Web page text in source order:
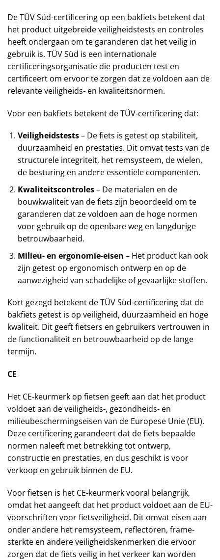
De TÜV Süd-certificering op een bakfiets betekent dat
het product uitgebreide veiligheidstests en controles
heeft ondergaan om te garanderen dat het veilig in
gebruik is. TÜV Süd is een internationale
certificeringsorganisatie die producten test en
certificeert om ervoor te zorgen dat ze voldoen aan de
relevante veiligheids- en kwaliteitsnormen.
Voor een bakfiets betekent de TÜV-certificering dat:
Veiligheidstests– De fiets is getest op stabiliteit,
duurzaamheid en prestaties. Dit omvat tests van de
structurele integriteit, het remsysteem, de wielen,
de besturing en andere essentiële componenten.
Kwaliteitscontroles– De materialen en de
bouwkwaliteit van de fiets zijn beoordeeld om te
garanderen dat ze voldoen aan de hoge normen
voor gebruik op de openbare weg en langdurige
betrouwbaarheid.
Milieu- en ergonomie-eisen – Het product kan ook
zijn getest op ergonomisch ontwerp en op de
aanwezigheid van schadelijke of gevaarlijke stoffen.
Kort gezegd betekent de TÜV Süd-certificering dat de
bakfiets getest is op veiligheid, duurzaamheid en hoge
kwaliteit. Dit geeft fietsers en gebruikers vertrouwen in
de functionaliteit en betrouwbaarheid op de lange
termijn.
CE
Het CE-keurmerk op fietsen geeft aan dat het product
voldoet aan de veiligheids-, gezondheids- en
milieubeschermingseisen van de Europese Unie (EU).
Deze certificering garandeert dat de fiets bepaalde
normen naleeft met betrekking tot ontwerp,
constructie en prestaties, en dus geschikt is voor
verkoop en gebruik binnen de EU.
Voor fietsen is het CE-keurmerk vooral belangrijk,
omdat het aangeeft dat het product voldoet aan de EU-
voorschriften voor fietsveiligheid. Dit omvat eisen aan
onder andere het remsysteem, reflectoren, frame-
sterkte en andere veiligheidskenmerken die ervoor
zorgen dat de fiets veilig in het verkeer kan worden